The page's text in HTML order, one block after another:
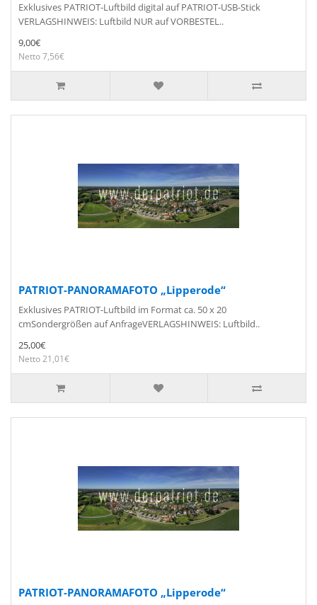
Exklusives PATRIOT-Luftbild digital auf PATRIOT-USB-Stick
VERLAGSHINWEIS: Luftbild NUR auf VORBESTEL..
9,00€
Netto 7,56€
PATRIOT-PANORAMAFOTO „Lipperode“
Exklusives PATRIOT-Luftbild im Format ca. 50 x 20
cmSondergrößen auf AnfrageVERLAGSHINWEIS: Luftbild..
25,00€
Netto 21,01€
PATRIOT-PANORAMAFOTO „Lipperode“